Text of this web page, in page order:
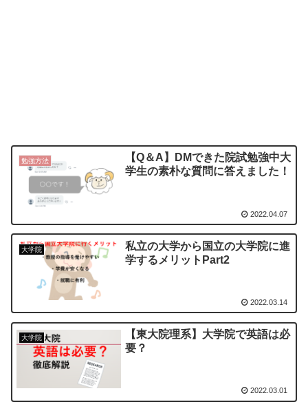
勉強方法
【Q＆A】DMできた院試勉強中大
学生の素朴な質問に答えました！
2022.04.07
大学院
私立の大学から国立の大学院に進
学するメリットPart2
2022.03.14
大学院
【東大院理系】大学院で英語は必
要？
2022.03.01